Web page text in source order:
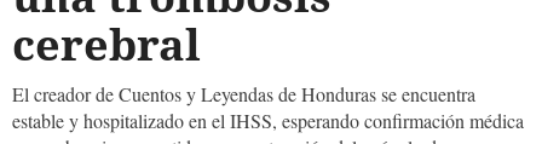
cerebral
El creador de Cuentos y Leyendas de Honduras se encuentra
estable y hospitalizado en el IHSS, esperando confirmación médica